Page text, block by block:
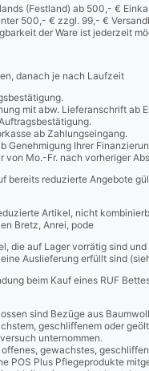
(Festland) ab 500,- €
500,- € zzgl. 99,- €
der Ware ist jederzeit
danach je nach Laufzeit
mit abw. Lieferanschrift ab
ab Zahlungseingang.
Genehmigung Ihrer
von Mo.-Fr. nach vorheriger
bereits reduzierte Angebote
Artikel, nicht
Bretz, Anrei, pode
die auf Lager vorrätig sind
Auslieferung erfüllt sind
beim Kauf eines RUF
sind Bezüge aus
geschliffenem oder
unternommen.
gewachstes,
POS Plus Pflegeprodukte